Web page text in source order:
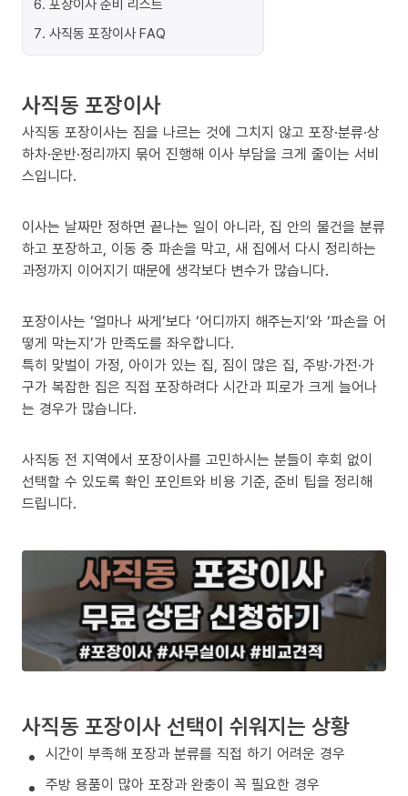
6. 포장이사 준비 리스트
7. 사직동 포장이사 FAQ
사직동 포장이사
사직동 포장이사는 짐을 나르는 것에 그치지 않고 포장·분류·상
하차·운반·정리까지 묶어 진행해 이사 부담을 크게 줄이는 서비
스입니다.
이사는 날짜만 정하면 끝나는 일이 아니라, 집 안의 물건을 분류
하고 포장하고, 이동 중 파손을 막고, 새 집에서 다시 정리하는
과정까지 이어지기 때문에 생각보다 변수가 많습니다.
포장이사는 ‘얼마나 싸게’보다 ‘어디까지 해주는지’와 ‘파손을 어
떻게 막는지’가 만족도를 좌우합니다.
특히 맞벌이 가정, 아이가 있는 집, 짐이 많은 집, 주방·가전·가
구가 복잡한 집은 직접 포장하려다 시간과 피로가 크게 늘어나
는 경우가 많습니다.
사직동 전 지역에서 포장이사를 고민하시는 분들이 후회 없이
선택할 수 있도록 확인 포인트와 비용 기준, 준비 팁을 정리해
드립니다.
사직동 포장이사 선택이 쉬워지는 상황
시간이 부족해 포장과 분류를 직접 하기 어려운 경우
주방 용품이 많아 포장과 완충이 꼭 필요한 경우